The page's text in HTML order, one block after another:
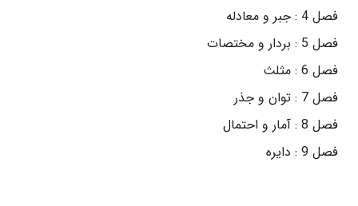
فصل 4 : جبر و معادله
فصل 5 : بردار و مختصات
فصل 6 : مثلث
فصل 7 : توان و جذر
فصل 8 : آمار و احتمال
فصل 9 : دایره